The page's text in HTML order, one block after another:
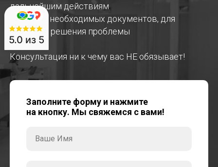
дальнейшим действиям
2. Список необходимых документов, для
быстрого решения проблемы
Консультация ни к чему вас НЕ обязывает!
Заполните форму и нажмите
на кнопку. Мы свяжемся с вами!
Ваше Имя
5.0 из 5